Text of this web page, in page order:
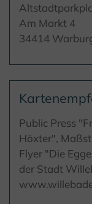
Am Markt 4
34414
Public Press
Höxter",
Flyer "Die
der Stadt